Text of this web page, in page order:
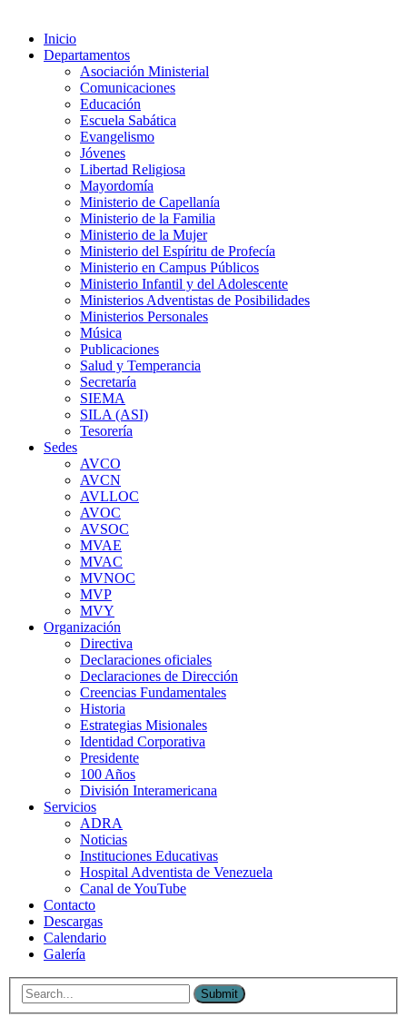
Inicio
Departamentos
Asociación Ministerial
Comunicaciones
Educación
Escuela Sabática
Evangelismo
Jóvenes
Libertad Religiosa
Mayordomía
Ministerio de Capellanía
Ministerio de la Familia
Ministerio de la Mujer
Ministerio del Espíritu de Profecía
Ministerio en Campus Públicos
Ministerio Infantil y del Adolescente
Ministerios Adventistas de Posibilidades
Ministerios Personales
Música
Publicaciones
Salud y Temperancia
Secretaría
SIEMA
SILA (ASI)
Tesorería
Sedes
AVCO
AVCN
AVLLOC
AVOC
AVSOC
MVAE
MVAC
MVNOC
MVP
MVY
Organización
Directiva
Declaraciones oficiales
Declaraciones de Dirección
Creencias Fundamentales
Historia
Estrategias Misionales
Identidad Corporativa
Presidente
100 Años
División Interamericana
Servicios
ADRA
Noticias
Instituciones Educativas
Hospital Adventista de Venezuela
Canal de YouTube
Contacto
Descargas
Calendario
Galería
Submit